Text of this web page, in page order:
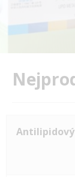
Antilipidový